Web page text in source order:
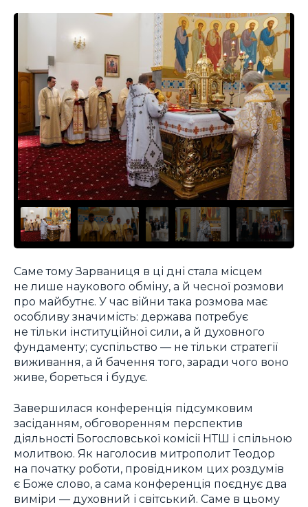
Саме тому Зарваниця в ці дні стала місцем
не лише наукового обміну, а й чесної розмови
про майбутнє. У час війни така розмова має
особливу значимість: держава потребує
не тільки інституційної сили, а й духовного
фундаменту; суспільство — не тільки стратегії
виживання, а й бачення того, заради чого воно
живе, бореться і будує.
Завершилася конференція підсумковим
засіданням, обговоренням перспектив
діяльності Богословської комісії НТШ і спільною
молитвою. Як наголосив митрополит Теодор
на початку роботи, провідником цих роздумів
є Боже слово, а сама конференція поєднує два
виміри — духовний і світський. Саме в цьому